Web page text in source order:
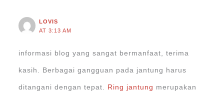
LOVIS
AT 3:13 AM
informasi blog yang sangat bermanfaat, terima
kasih. Berbagai gangguan pada jantung harus
ditangani dengan tepat. Ring jantung merupakan